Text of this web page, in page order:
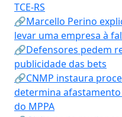
TCE-RS
🔗Marcello Perino
levar uma empresa à
🔗Defensores pedem
publicidade das bets
🔗CNMP instaura
determina
do MPPA